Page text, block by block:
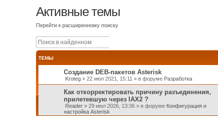
Активные темы
Перейти к расширенному поиску
ТЕМЫ
Создание DEB-пакетов Asterisk
Kroteg» 22 июл 2021, 15:11» в форуме Разработка
Как откорректировать причину разъединения,
прилетевшую через IAX2 ?
Reader» 29 июл 2026, 13:36» в форуме Конфигурация и
настройка Asterisk